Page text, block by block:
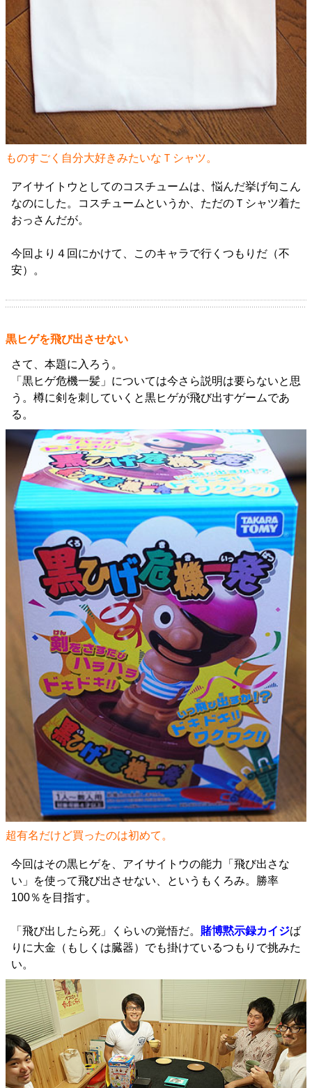
ものすごく自分大好きみたいなＴシャツ。
アイサイトウとしてのコスチュームは、悩んだ挙げ句こん
なのにした。コスチュームというか、ただのＴシャツ着た
おっさんだが。
今回より４回にかけて、このキャラで行くつもりだ（不
安）。
黒ヒゲを飛び出させない
さて、本題に入ろう。
「黒ヒゲ危機一髪」については今さら説明は要らないと思
う。樽に剣を刺していくと黒ヒゲが飛び出すゲームであ
る。
超有名だけど買ったのは初めて。
今回はその黒ヒゲを、アイサイトウの能力「飛び出さな
い」を使って飛び出させない、というもくろみ。勝率
100％を目指す。
「飛び出したら死」くらいの覚悟だ。 賭博黙示録カイジば
りに大金（もしくは臓器）でも掛けているつもりで挑みた
い。